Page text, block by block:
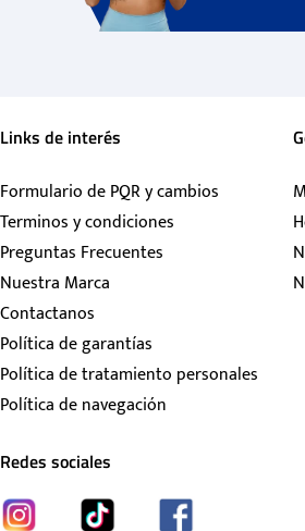
Links de interés
Formulario de PQR y cambios
Terminos y condiciones
Preguntas Frecuentes
Nuestra Marca
Contactanos
Política de garantías
Política de tratamiento personales
Política de navegación
Redes sociales